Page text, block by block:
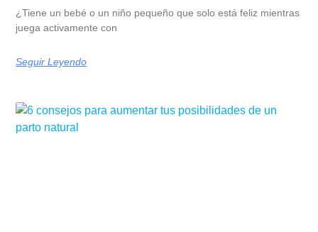
¿Tiene un bebé o un niño pequeño que solo está feliz mientras
juega activamente con
Seguir Leyendo